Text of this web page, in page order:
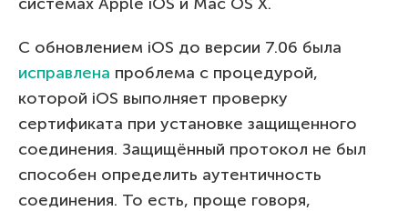
С обновлением iOS до версии 7.06 была
исправлена проблема с процедурой,
которой iOS выполняет проверку
сертификата при установке защищенного
соединения. Защищённый протокол не был
способен определить аутентичность
соединения. То есть, проще говоря,